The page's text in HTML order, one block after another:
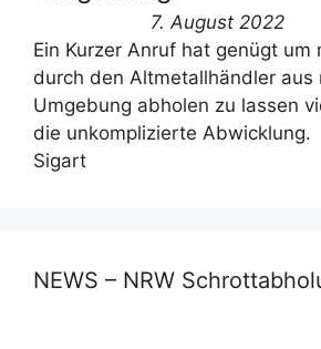
7. August 2022
Ein Kurzer Anruf hat genügt um
durch den Altmetallhändler aus
Umgebung abholen zu lassen
die unkomplizierte Abwicklung.
Sigart
NEWS – NRW